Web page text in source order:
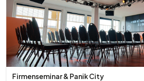
Firmenseminar & Panik City